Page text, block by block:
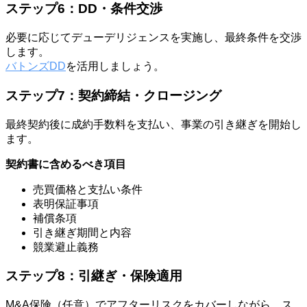
ステップ6：DD・条件交渉
必要に応じてデューデリジェンスを実施し、最終条件を交渉
します。
バトンズDDを活用しましょう。
ステップ7：契約締結・クロージング
最終契約後に成約手数料を支払い、事業の引き継ぎを開始し
ます。
契約書に含めるべき項目
売買価格と支払い条件
表明保証事項
補償条項
引き継ぎ期間と内容
競業避止義務
ステップ8：引継ぎ・保険適用
M&A保険（任意）でアフターリスクをカバーしながら、ス